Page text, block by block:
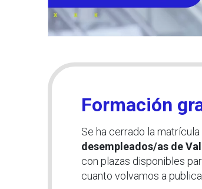
Formación
Se ha cerrado la
desempleados/as de
con plazas disponibles
cuanto volvamos a